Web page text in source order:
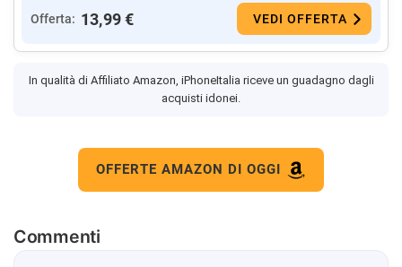
Offerta: 13,99 € VEDI OFFERTA
In qualità di Affiliato Amazon, iPhoneItalia riceve un guadagno dagli
acquisti idonei.
OFFERTE AMAZON DI OGGI
Commenti